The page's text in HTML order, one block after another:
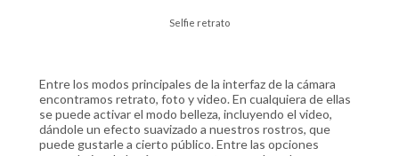
Selfie retrato
Entre los modos principales de la interfaz de la cámara
encontramos retrato, foto y video. En cualquiera de ellas
se puede activar el modo belleza, incluyendo el video,
dándole un efecto suavizado a nuestros rostros, que
puede gustarle a cierto público. Entre las opciones